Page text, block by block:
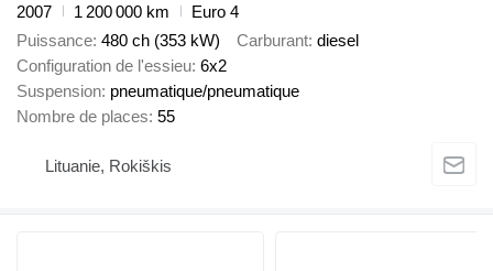
2007
1 200 000 km
Euro 4
Puissance 480 ch (353 kW) Carburant diesel
Configuration de l'essieu 6x2
Suspension pneumatique/pneumatique
Nombre de places 55
Lituanie, Rokiškis